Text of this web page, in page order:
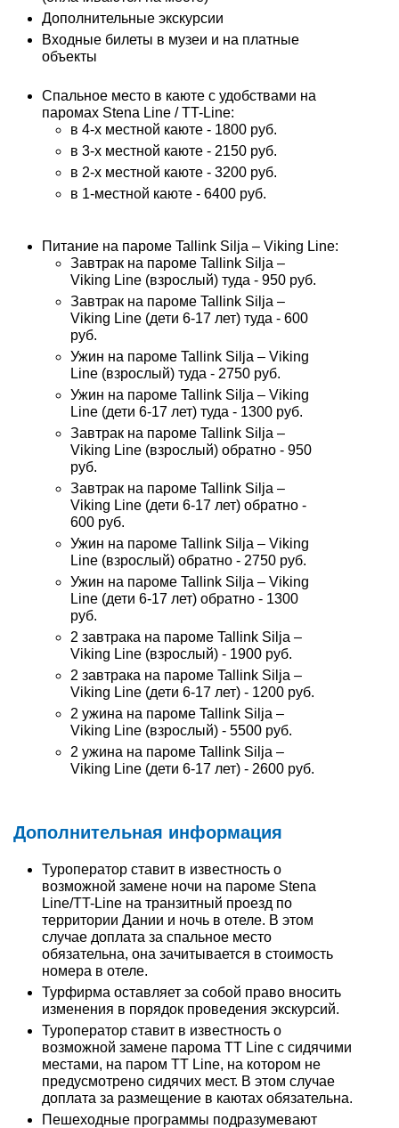
Дополнительные экскурсии
Входные билеты в музеи и на платные
объекты
Спальное место в каюте с удобствами на
паромах Stena Line / TT-Line:
в 4-х местной каюте - 1800 руб.
в 3-х местной каюте - 2150 руб.
в 2-х местной каюте - 3200 руб.
в 1-местной каюте - 6400 руб.
Питание на пароме Tallink Silja – Viking Line:
Завтрак на пароме Tallink Silja –
Viking Line (взрослый) туда - 950 руб.
Завтрак на пароме Tallink Silja –
Viking Line (дети 6-17 лет) туда - 600
руб.
Ужин на пароме Tallink Silja – Viking
Line (взрослый) туда - 2750 руб.
Ужин на пароме Tallink Silja – Viking
Line (дети 6-17 лет) туда - 1300 руб.
Завтрак на пароме Tallink Silja –
Viking Line (взрослый) обратно - 950
руб.
Завтрак на пароме Tallink Silja –
Viking Line (дети 6-17 лет) обратно -
600 руб.
Ужин на пароме Tallink Silja – Viking
Line (взрослый) обратно - 2750 руб.
Ужин на пароме Tallink Silja – Viking
Line (дети 6-17 лет) обратно - 1300
руб.
2 завтрака на пароме Tallink Silja –
Viking Line (взрослый) - 1900 руб.
2 завтрака на пароме Tallink Silja –
Viking Line (дети 6-17 лет) - 1200 руб.
2 ужина на пароме Tallink Silja –
Viking Line (взрослый) - 5500 руб.
2 ужина на пароме Tallink Silja –
Viking Line (дети 6-17 лет) - 2600 руб.
Дополнительная информация
Туроператор ставит в известность о
возможной замене ночи на пароме Stena
Line/TT-Line на транзитный проезд по
территории Дании и ночь в отеле. В этом
случае доплата за спальное место
обязательна, она зачитывается в стоимость
номера в отеле.
Турфирма оставляет за собой право вносить
изменения в порядок проведения экскурсий.
Туроператор ставит в известность о
возможной замене парома TT Line с сидячими
местами, на паром TT Line, на котором не
предусмотрено сидячих мест. В этом случае
доплата за размещение в каютах обязательна.
Пешеходные программы подразумевают